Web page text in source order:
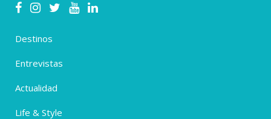
Destinos
Entrevistas
Actualidad
Life & Style